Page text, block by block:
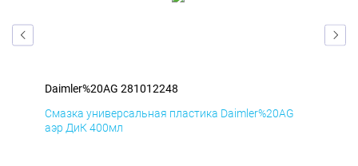
Daimler%20AG 281012248
Смазка универсальная пластика Daimler%20AG
аэр ДиК 400мл